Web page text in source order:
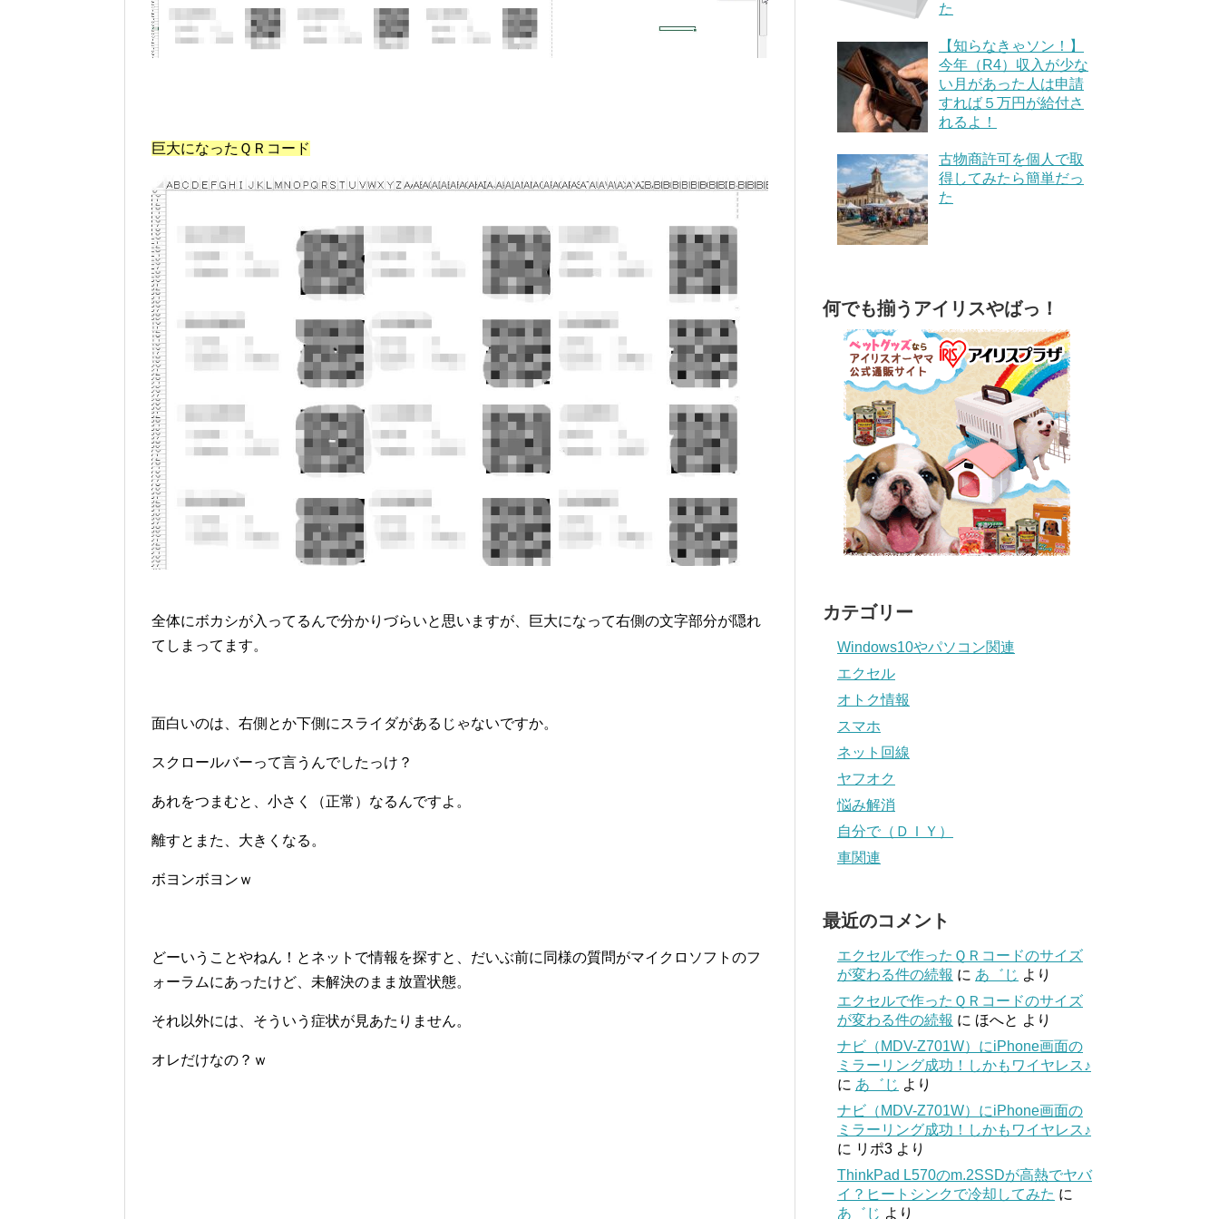
巨大になったＱＲコード
全体にボカシが入ってるんで分かりづらいと思いますが、巨大になって右側の文字部分が隠れ
てしまってます。
面白いのは、右側とか下側にスライダがあるじゃないですか。
スクロールバーって言うんでしたっけ？
あれをつまむと、小さく（正常）なるんですよ。
離すとまた、大きくなる。
ボヨンボヨンｗ
どーいうことやねん！とネットで情報を探すと、だいぶ前に同様の質問がマイクロソフトのフ
ォーラムにあったけど、未解決のまま放置状態。
それ以外には、そういう症状が見あたりません。
オレだけなの？ｗ
た
【知らなきゃソン！】
今年（R4）収入が少な
い月があった人は申請
すれば５万円が給付さ
れるよ！
古物商許可を個人で取
得してみたら簡単だっ
た
何でも揃うアイリスやばっ！
カテゴリー
Windows10やパソコン関連
エクセル
オトク情報
スマホ
ネット回線
ヤフオク
悩み解消
自分で（ＤＩＹ）
車関連
最近のコメント
エクセルで作ったＱＲコードのサイズ
が変わる件の続報 に あ゛じ より
エクセルで作ったＱＲコードのサイズ
が変わる件の続報 に ほへと より
ナビ（MDV-Z701W）にiPhone画面の
ミラーリング成功！しかもワイヤレス♪
に あ゛じ より
ナビ（MDV-Z701W）にiPhone画面の
ミラーリング成功！しかもワイヤレス♪
に リポ3 より
ThinkPad L570のm.2SSDが高熱でヤバ
イ？ヒートシンクで冷却してみた に
あ゛じ より